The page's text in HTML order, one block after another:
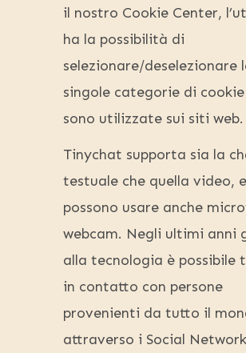
il nostro Cookie Center,
ha la possibilità di
selezionare/deselezionare
singole categorie di
sono utilizzate sui siti web.
Tinychat supporta sia la
testuale che quella video,
possono usare anche
webcam. Negli ultimi anni
alla tecnologia è possibile
in contatto con persone
provenienti da tutto il
attraverso i Social